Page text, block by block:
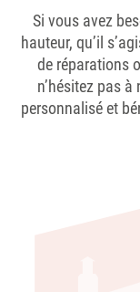
Si vous avez
hauteur, qu’il
de réparations
n’hésitez pas
personnalisé et